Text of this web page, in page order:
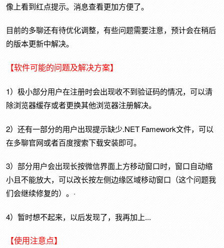
像上看到红点提示。消息查看更加方便了。
目前的多聊还有待优化调整，有些问题需要注意，预计会在稍后
的版本更新中解决。
【软件可能的问题及解决方案】
1）极小部分用户在注册时会出现收不到验证码的情况，可以清
除浏览器缓存或者更换其他浏览器注册解决。
2）还有一部分的用户出现提示缺少.NET Famework文件，可以
在多聊官网或者百度搜索下载安装即可。
3）部分用户会出现长按微信界面上方移动窗口时，窗口自动缩
小且不能放大，可以改长按左侧边缘区域移动窗口（这个问题我
们会继续修复的）。·
4）暂时想不起来，以后发现了，我再加上...
【使用注意点】